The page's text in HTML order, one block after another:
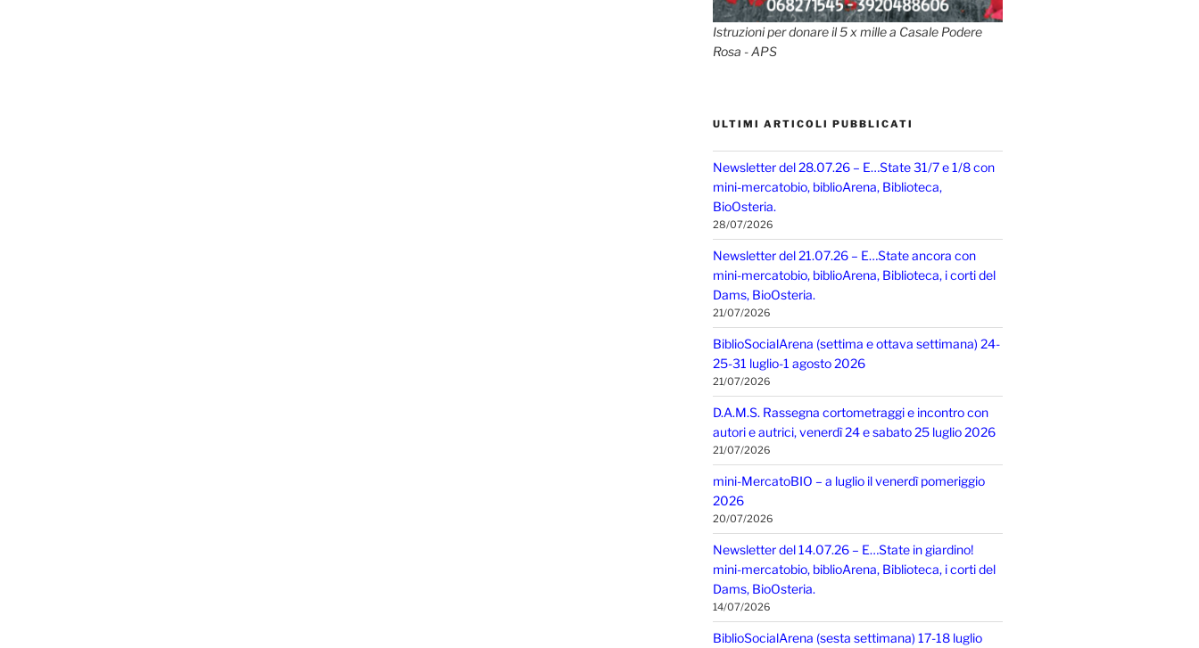
Istruzioni per donare il 5 x mille a Casale Podere
Rosa - APS
ULTIMI ARTICOLI PUBBLICATI
Newsletter del 28.07.26 – E…State 31/7 e 1/8 con
mini-mercatobio, biblioArena, Biblioteca,
BioOsteria.
28/07/2026
Newsletter del 21.07.26 – E…State ancora con
mini-mercatobio, biblioArena, Biblioteca, i corti del
Dams, BioOsteria.
21/07/2026
BiblioSocialArena (settima e ottava settimana) 24-
25-31 luglio-1 agosto 2026
21/07/2026
D.A.M.S. Rassegna cortometraggi e incontro con
autori e autrici, venerdì 24 e sabato 25 luglio 2026
21/07/2026
mini-MercatoBIO – a luglio il venerdì pomeriggio
2026
20/07/2026
Newsletter del 14.07.26 – E…State in giardino!
mini-mercatobio, biblioArena, Biblioteca, i corti del
Dams, BioOsteria.
14/07/2026
BiblioSocialArena (sesta settimana) 17-18 luglio